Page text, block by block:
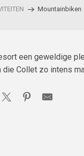
Mountainbiken
een geweldige
Collet zo intens